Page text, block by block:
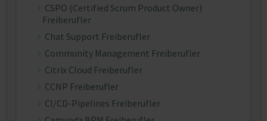
CSPO (Certified Scrum Product Owner)
Freiberufler
Chat Support Freiberufler
Community Management Freiberufler
Citrix Cloud Freiberufler
CCNP Freiberufler
CI/CD-Pipelines Freiberufler